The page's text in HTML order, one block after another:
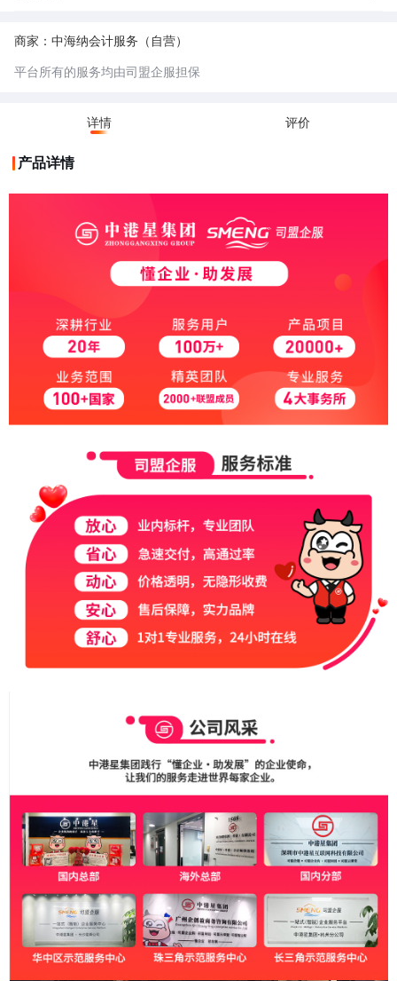
证，租赁合同的成本相对较低。
秘书地址：秘书地址主要是指商务秘书公司提供的地址。商务秘书公司是经
过相关部门批准设立的一种企业服务机构。对于一些没有实际办公场地或者
不需要实际办公场地来开展业务的企业（如一些电商企业、小型贸易公司
商家：中海纳会计服务（自营）
平台所有的服务均由司盟企服担保
详情 评价
产品详情